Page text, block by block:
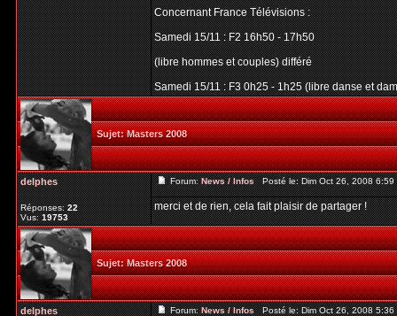
Concernant France Télévisions :
Samedi 15/11 : F2 16h50 - 17h50
(libre hommes et couples) différé
Samedi 15/11 : F3 0h25 - 1h25 (libre danse et
Sujet:Masters 2008
delphes
Réponses:22
Vus:19753
Forum:News / InfosPosté le: Dim Oct 26, 2008
merci et de rien, cela fait plaisir de partager !
Sujet:Masters 2008
delphes Forum:News / InfosPosté le: Dim Oct 26, 2008